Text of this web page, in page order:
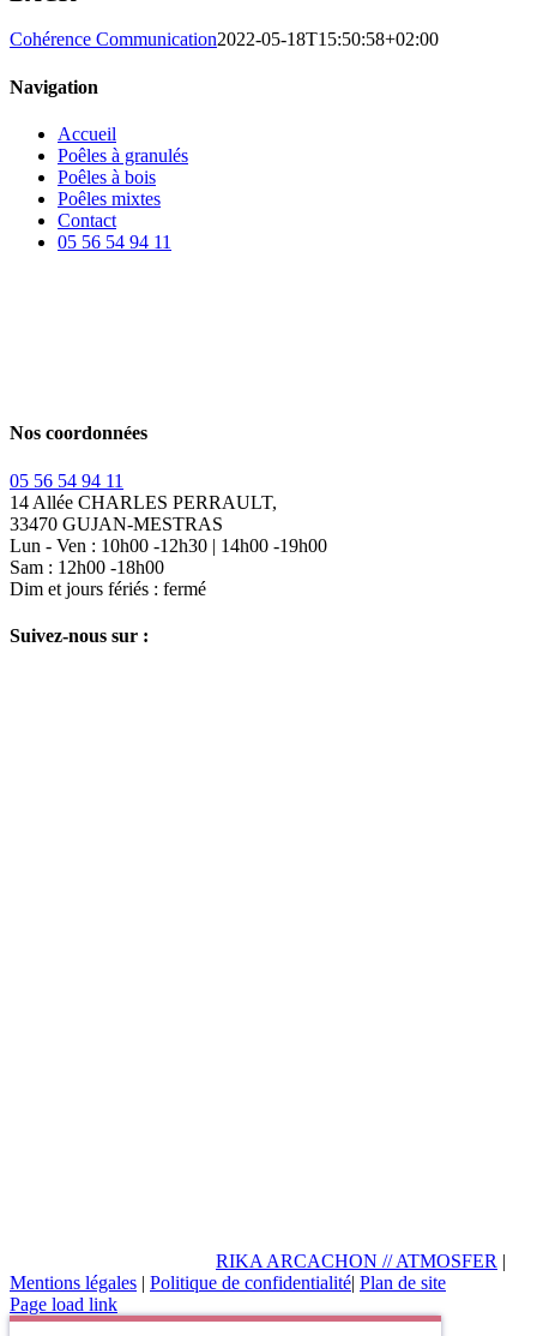
Cohérence Communication2022-05-18T15:50:58+02:00
Navigation
Accueil
Poêles à granulés
Poêles à bois
Poêles mixtes
Contact
05 56 54 94 11
Nos coordonnées
05 56 54 94 11
14 Allée CHARLES PERRAULT,
33470 GUJAN-MESTRAS
Lun - Ven : 10h00 -12h30 | 14h00 -19h00
Sam : 12h00 -18h00
Dim et jours fériés : fermé
Suivez-nous sur :
RIKA ARCACHON // ATMOSFER |
Mentions légales | Politique de confidentialité| Plan de site
Page load link